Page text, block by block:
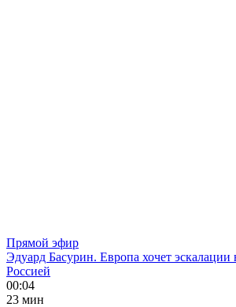
Прямой эфир
Эдуард Басурин. Европа хочет
Россией
00:04
23 мин